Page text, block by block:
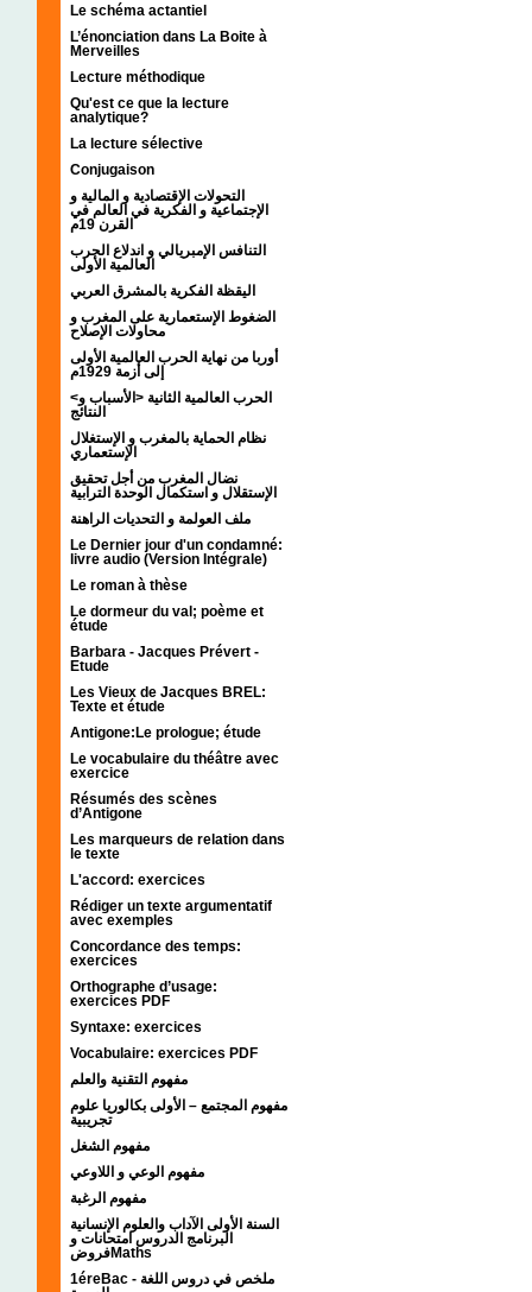
Le schéma actantiel
L’énonciation dans La Boite à
Merveilles
Lecture méthodique
Qu'est ce que la lecture
analytique?
La lecture sélective
Conjugaison
التحولات الإقتصادية و المالية و
الإجتماعية و الفكرية في العالم في
القرن 19م
التنافس الإمبريالي و اندلاع الحرب
العالمية الأولى
اليقظة الفكرية بالمشرق العربي
الضغوط الإستعمارية على المغرب و
محاولات الإصلاح
أوربا من نهاية الحرب العالمية الأولى
إلى أزمة 1929م
<الحرب العالمية الثانية <الأسباب و
النتائج
نظام الحماية بالمغرب و الإستغلال
الإستعماري
نضال المغرب من أجل تحقيق
الإستقلال و استكمال الوحدة الترابية
ملف العولمة و التحديات الراهنة
Le Dernier jour d'un condamné:
livre audio (Version Intégrale)
Le roman à thèse
Le dormeur du val; poème et
étude
Barbara - Jacques Prévert -
Etude
Les Vieux de Jacques BREL:
Texte et étude
Antigone:Le prologue; étude
Le vocabulaire du théâtre avec
exercice
Résumés des scènes
d’Antigone
Les marqueurs de relation dans
le texte
L'accord: exercices
Rédiger un texte argumentatif
avec exemples
Concordance des temps:
exercices
Orthographe d’usage:
exercices PDF
Syntaxe: exercices
Vocabulaire: exercices PDF
مفهوم التقنية والعلم
مفهوم المجتمع – الأولى بكالوريا علوم
تجريبية
مفهوم الشغل
مفهوم الوعي و اللاوعي
مفهوم الرغبة
السنة الأولى الآداب والعلوم الإنسانية
البرنامج الدروس امتحانات و
فروضMaths
1éreBac - ملخص في دروس اللغة